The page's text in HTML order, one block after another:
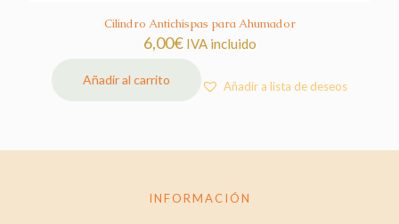
Cilindro Antichispas para Ahumador
6,00€ IVA incluido
Añadir al carrito Añadir a lista de deseos
INFORMACIÓN